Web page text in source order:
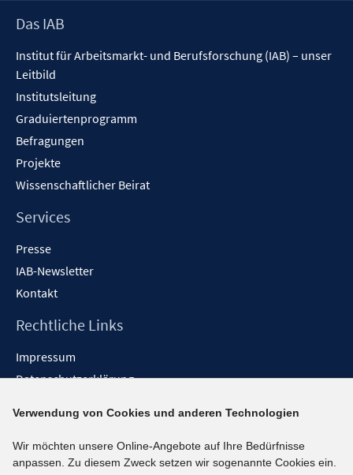
Footer
Das IAB
Institut für Arbeitsmarkt- und Berufsforschung (IAB) – unser
Leitbild
Institutsleitung
Graduiertenprogramm
Befragungen
Projekte
Wissenschaftlicher Beirat
Services
Presse
IAB-Newsletter
Kontakt
Rechtliche Links
Impressum
Datenschutzerklärung
Barrieren melden
Social-Media-Kanäle
Verwendung von Cookies und anderen Technologien
Wir möchten unsere Online-Angebote auf Ihre Bedürfnisse
anpassen. Zu diesem Zweck setzen wir sogenannte Cookies ein.